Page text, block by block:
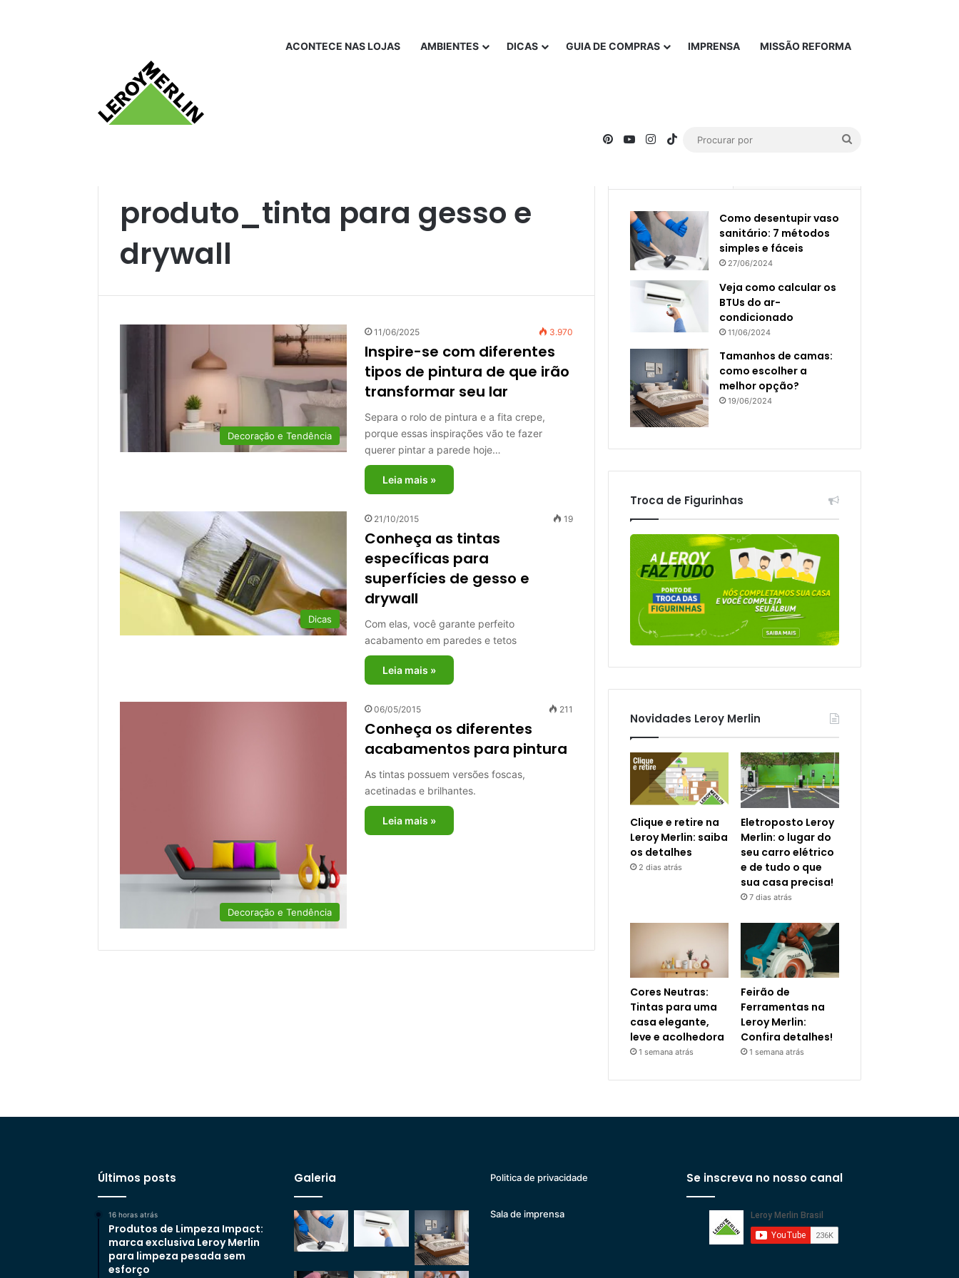
ACONTECE NAS LOJAS AMBIENTES DICAS GUIA DE COMPRAS IMPRENSA MISSÃO REFORMA
PinterestYouTubeInstagram
TikTok
produto_tinta para gesso e
drywall
Decoração e Tendência
11/06/2025 3.970
Inspire-se com diferentes
tipos de pintura de que irão
transformar seu lar
Separa o rolo de pintura e a fita crepe,
porque essas inspirações vão te fazer
querer pintar a parede hoje…
Leia mais »
Dicas
21/10/2015 19
Conheça as tintas
específicas para
superfícies de gesso e
drywall
Com elas, você garante perfeito
acabamento em paredes e tetos
Leia mais »
Decoração e Tendência
06/05/2015 211
Conheça os diferentes
acabamentos para pintura
As tintas possuem versões foscas,
acetinadas e brilhantes.
Leia mais »
Como desentupir vaso
sanitário: 7 métodos
simples e fáceis
27/06/2024
Veja como calcular os
BTUs do ar-
condicionado
11/06/2024
Tamanhos de camas:
como escolher a
melhor opção?
19/06/2024
Troca de Figurinhas
Novidades Leroy Merlin
Clique e retire na
Leroy Merlin: saiba
os detalhes
2 dias atrás
Eletroposto Leroy
Merlin: o lugar do
seu carro elétrico
e de tudo o que
sua casa precisa!
7 dias atrás
Cores Neutras:
Tintas para uma
casa elegante,
leve e acolhedora
1 semana atrás
Feirão de
Ferramentas na
Leroy Merlin:
Confira detalhes!
1 semana atrás
Últimos posts
16 horas atrás
Produtos de Limpeza Impact:
marca exclusiva Leroy Merlin
para limpeza pesada sem
esforço
Galeria Politica de privacidade
Sala de imprensa
Se inscreva no nosso canal